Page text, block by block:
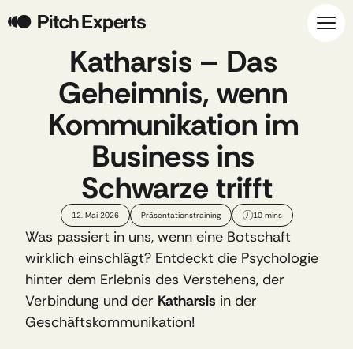
Katharsis – Das
Geheimnis, wenn
Kommunikation im
Business ins
Schwarze trifft
12. Mai 2026 Präsentationstraining 10 mins
Was passiert in uns, wenn eine Botschaft
wirklich einschlägt? Entdeckt die Psychologie
hinter dem Erlebnis des Verstehens, der
Verbindung und der Katharsis in der
Geschäftskommunikation!